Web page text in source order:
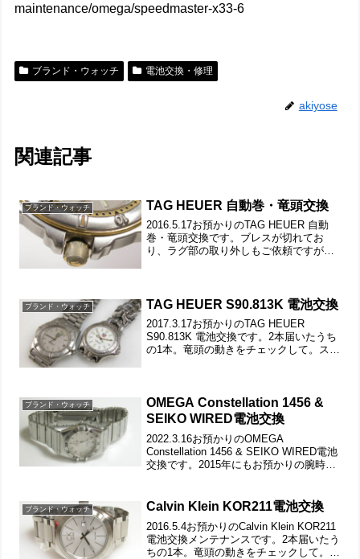
maintenance/omega/speedmaster-x33-6
ブランド・ウォッチ 電池交換・修理
akiyose
関連記事
ブランド・ウォッチ TAG HEUER 自動巻・竜頭交換
2016.5.17お預かりのTAG HEUER 自動
巻・竜頭交換です。ブレスが切れてお
り、ラグ部の取り外しもご依頼ですが私
くく、また...
ブランド・ウォッチ TAG HEUER S90.813K 電池交換
2017.3.17お預かりのTAG HEUER
S90.813K 電池交換です。2本届いたうち
の1本。竜頭の動きをチェックして。ステ
し...
ブランド・ウォッチ
OMEGA Constellation 1456 &
SEIKO WIRED電池交換
2022.3.16お預かりのOMEGA
Constellation 1456 & SEIKO WIRED電池
交換です。2015年にもお預かりの腕時
テンレス無垢バンドに...
ブランド・ウォッチ Calvin Klein KOR211電池交換
2016.5.4お預かりのCalvin Klein KOR211
電池交換メンテナンスです。2本届いたう
ちの1本。竜頭の動きをチェックして。ス